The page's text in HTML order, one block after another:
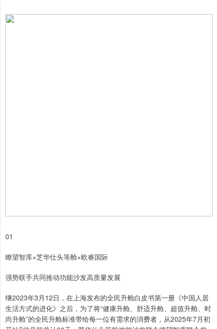
01
瞭望智库×芝华仕头等舱×欧睿国际
强势联手共同推动功能沙发高质量发展
继2023年3月12日，在上海发布的全民升舱白皮书第一册《中国人居
生活方式的进化》之后，为了将“健康升舱、舒适升舱、超值升舱、时
尚升舱”的全民升舱标准带给每一位有需求的消费者，从2025年7月初